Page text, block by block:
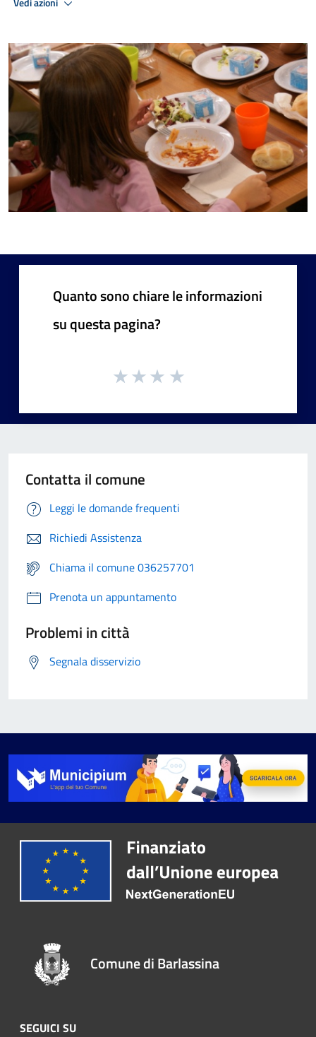
Quanto sono chiare le informazioni
su questa pagina?
Contatta il comune
Leggi le domande frequenti
Richiedi Assistenza
Chiama il comune 036257701
Prenota un appuntamento
Problemi in città
Segnala disservizio
Comune di Barlassina
SEGUICI SU